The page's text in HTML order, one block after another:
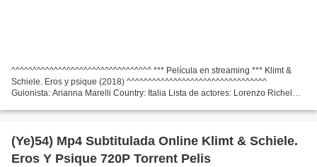
^^^^^^^^^^^^^^^^^^^^^^^^^^^^^^^^^ *** Película en streaming *** Klimt &
Schiele. Eros y psique (2018) ^^^^^^^^^^^^^^^^^^^^^^^^^^^^^^^^^
Guionista: Arianna Marelli Country: Italia Lista de actores: Lorenzo Richelmy,
(Ye)54) Mp4 Subtitulada Online Klimt & Schiele.
Eros Y Psique 720P Torrent Pelis